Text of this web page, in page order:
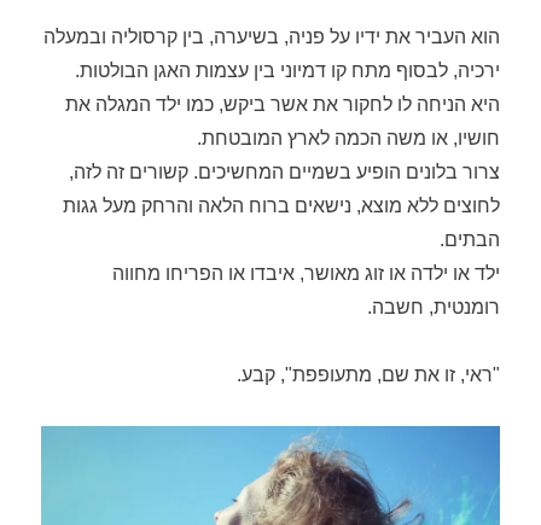
הוא העביר את ידיו על פניה, בשיערה, בין קרסוליה ובמעלה
ירכיה, לבסוף מתח קו דמיוני בין עצמות האגן הבולטות.
היא הניחה לו לחקור את אשר ביקש, כמו ילד המגלה את
חושיו, או משה הכמה לארץ המובטחת.
צרור בלונים הופיע בשמיים המחשיכים. קשורים זה לזה,
לחוצים ללא מוצא, נישאים ברוח הלאה והרחק מעל גגות
הבתים.
ילד או ילדה או זוג מאושר, איבדו או הפריחו מחווה
רומנטית, חשבה.
"ראי, זו את שם, מתעופפת", קבע.